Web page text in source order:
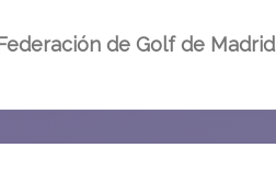
de Golf de Madrid